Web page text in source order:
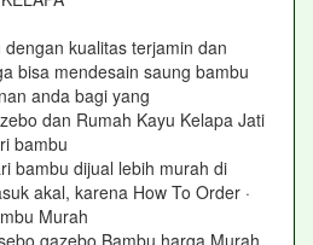
kualitas terjamin dan
bisa mendesain saung bambu
anda bagi yang
dan Rumah Kayu Kelapa Jati
bambu
bambu dijual lebih murah di
akal, karena How To Order ·
Murah
gazebo Bambu harga Murah